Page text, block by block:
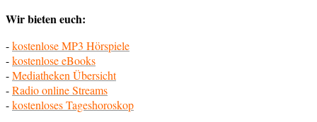
Wir bieten euch:
-kostenlose MP3 Hörspiele
-kostenlose eBooks
-Mediatheken Übersicht
-Radio online Streams
-kostenloses Tageshoroskop